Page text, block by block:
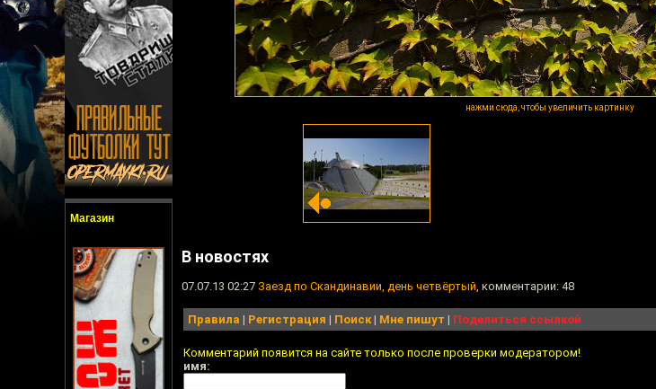
Магазин
нажми сюда, чтобы увеличить картинку
В новостях
07.07.13 02:27 Заезд по Скандинавии, день четвёртый, комментарии: 48
Правила | Регистрация | Поиск| Мне пишут | Поделиться ссылкой
Комментарий появится на сайте только после проверки модератором!
имя: